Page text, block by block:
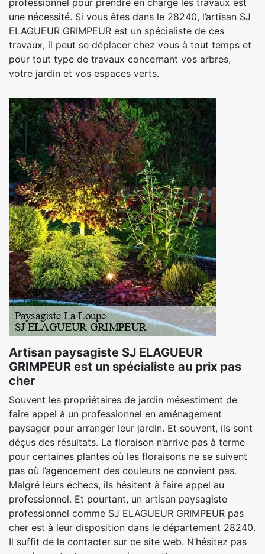
une nécessité. Si vous êtes dans le 28240, l’artisan SJ
ELAGUEUR GRIMPEUR est un spécialiste de ces
travaux, il peut se déplacer chez vous à tout temps et
pour tout type de travaux concernant vos arbres,
votre jardin et vos espaces verts.
Artisan paysagiste SJ ELAGUEUR
GRIMPEUR est un spécialiste au prix pas
cher
Souvent les propriétaires de jardin mésestiment de
faire appel à un professionnel en aménagement
paysager pour arranger leur jardin. Et souvent, ils sont
déçus des résultats. La floraison n’arrive pas à terme
pour certaines plantes où les floraisons ne se suivent
pas où l’agencement des couleurs ne convient pas.
Malgré leurs échecs, ils hésitent à faire appel au
professionnel. Et pourtant, un artisan paysagiste
professionnel comme SJ ELAGUEUR GRIMPEUR pas
cher est à leur disposition dans le département 28240.
Il suffit de le contacter sur ce site web. N’hésitez pas